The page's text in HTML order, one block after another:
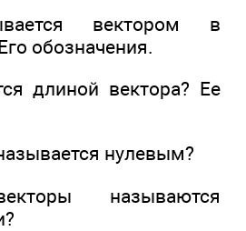
вектором в
обозначения.
длиной вектора? Ее
нулевым?
называются